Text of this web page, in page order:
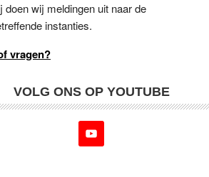
doen wij meldingen uit naar de
instanties.
vragen?
VOLG ONS OP YOUTUBE